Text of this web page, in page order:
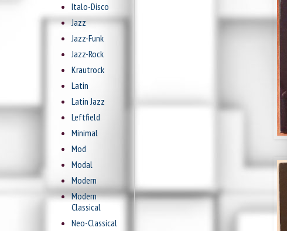
Italo-Disco
Jazz
Jazz-Funk
Jazz-Rock
Krautrock
Latin
Latin Jazz
Leftfield
Minimal
Mod
Modal
Modern
Modern
Classical
Neo-Classical